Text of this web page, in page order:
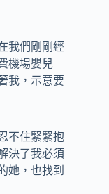
我們剛剛經
機場嬰兒
我，示意要
不住緊緊抱
決了我必須
她，也找到